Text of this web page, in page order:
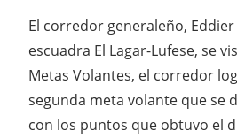
El corredor generaleño,
escuadra El Lagar-Lufese, se
Metas Volantes, el corredor
segunda meta volante que se
con los puntos que obtuvo el